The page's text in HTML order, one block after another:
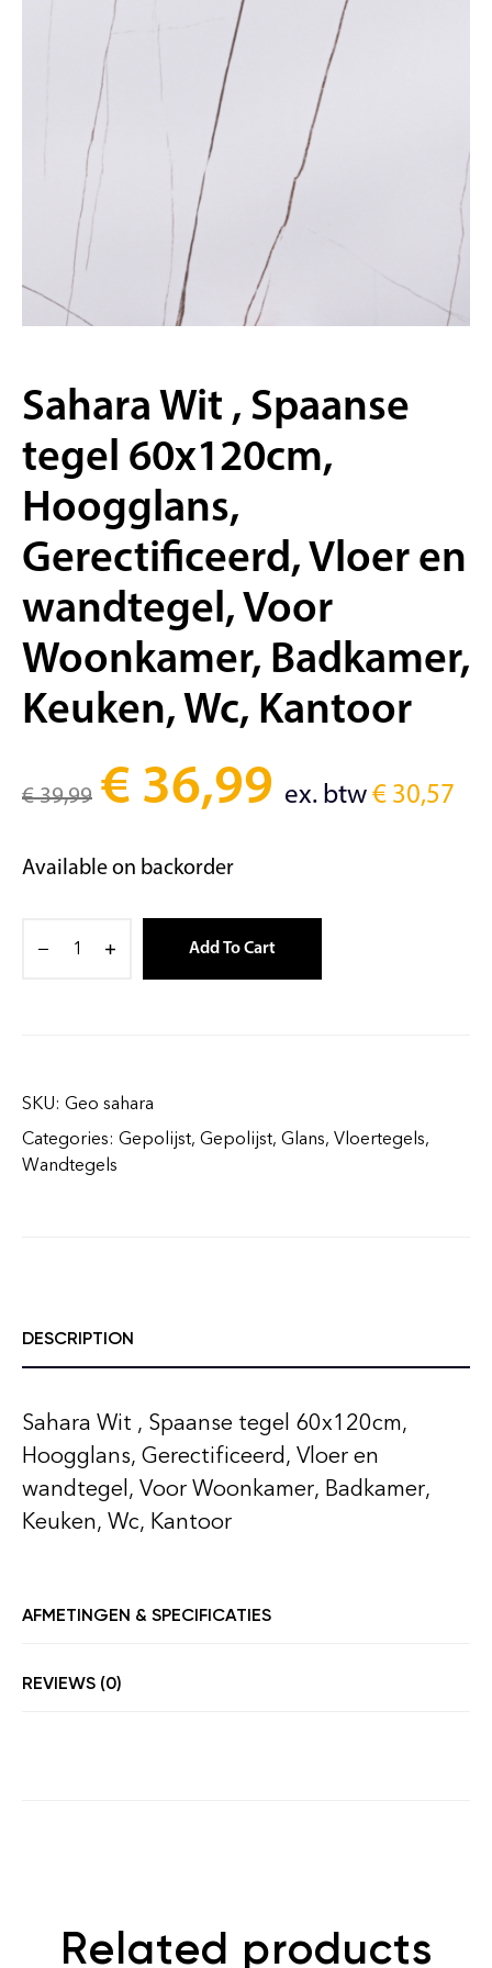
Sahara Wit , Spaanse
tegel 60x120cm,
Hoogglans,
Gerectificeerd, Vloer en
wandtegel, Voor
Woonkamer, Badkamer,
Keuken, Wc, Kantoor
€39,99 € 36,99 ex. btw€ 30,57
Available on backorder
Add To Cart
SKU: Geo sahara
Categories: Gepolijst, Gepolijst, Glans, Vloertegels,
Wandtegels
DESCRIPTION
Sahara Wit , Spaanse tegel 60x120cm,
Hoogglans, Gerectificeerd, Vloer en
wandtegel, Voor Woonkamer, Badkamer,
Keuken, Wc, Kantoor
AFMETINGEN & SPECIFICATIES
REVIEWS (0)
Related products